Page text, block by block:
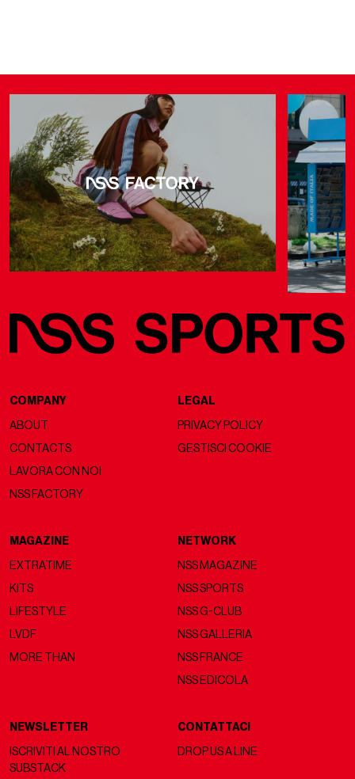
COMPANY
ABOUT
CONTACTS
LAVORA CON NOI
NSS FACTORY
LEGAL
PRIVACY POLICY
GESTISCI COOKIE
MAGAZINE
EXTRATIME
KITS
LIFESTYLE
LVDF
MORE THAN
NETWORK
NSS MAGAZINE
NSS SPORTS
NSS G-CLUB
NSS GALLERIA
NSS FRANCE
NSS EDICOLA
NEWSLETTER
ISCRIVITI AL NOSTRO
SUBSTACK
CONTATTACI
DROP US A LINE